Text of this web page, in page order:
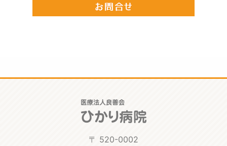
〒 520-0002